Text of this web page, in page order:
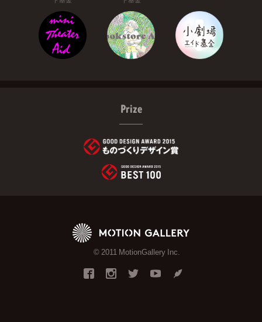
Prize
© 2011 MotionGallery Inc.